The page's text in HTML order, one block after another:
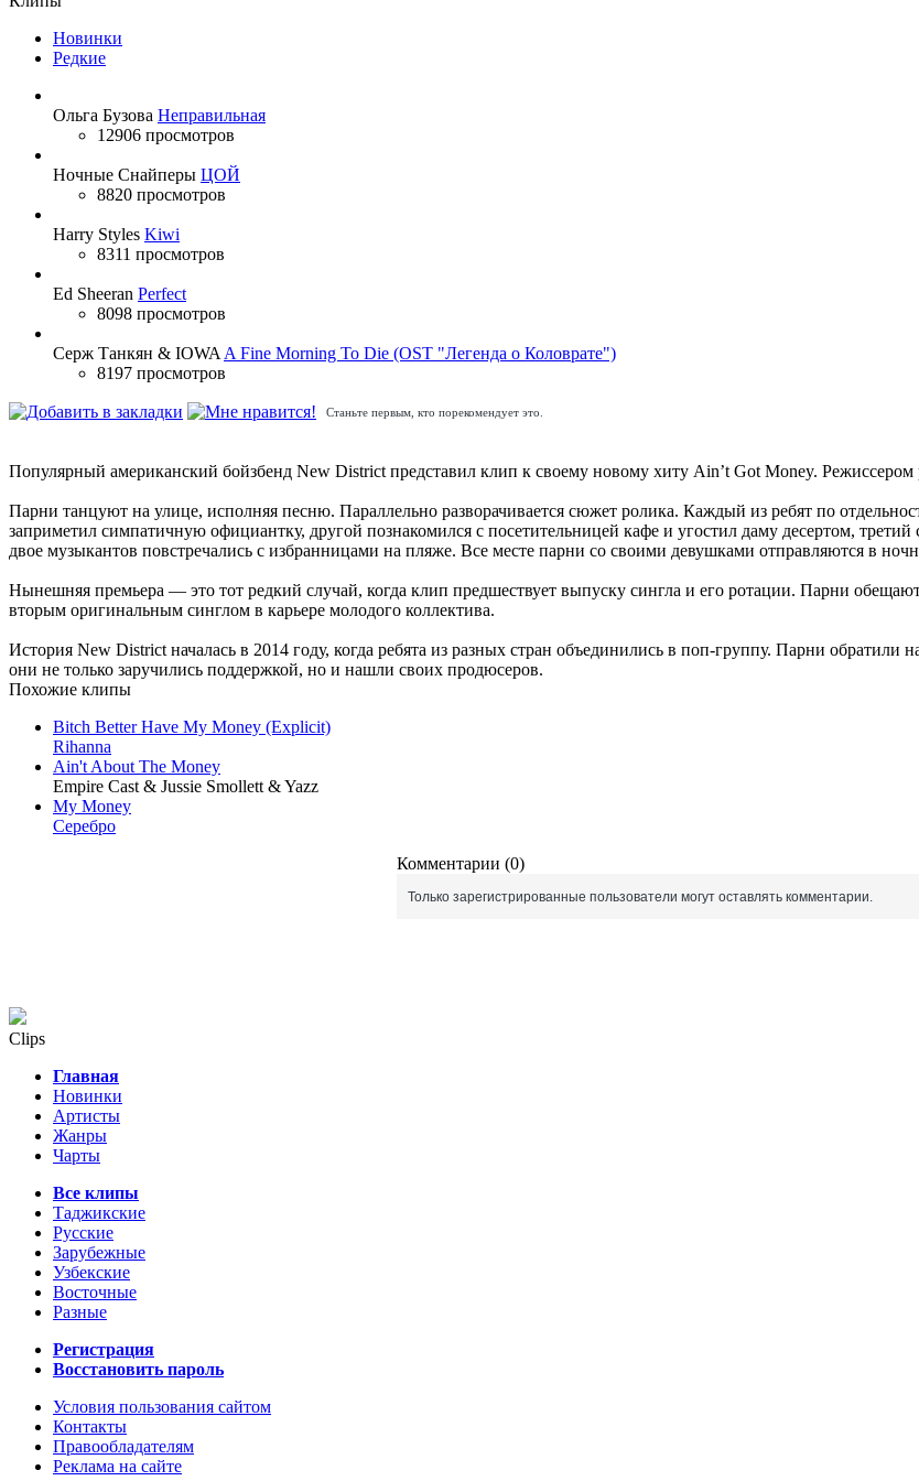
Новинки
Редкие
Ольга Бузова Неправильная
12906 просмотров
Ночные Снайперы ЦОЙ
8820 просмотров
Harry Styles Kiwi
8311 просмотров
Ed Sheeran Perfect
8098 просмотров
Серж Танкян & IOWA A Fine Morning To Die (OST "Легенда о Коловрате")
8197 просмотров
Станьте первым, кто порекомендует это.
Популярный американский бойзбенд New District представил клип к своему новому хиту Ain’t Got Money.
Парни танцуют на улице, исполняя песню. Параллельно разворачивается сюжет ролика. Каждый из ребят по
заприметил симпатичную официантку, другой познакомился с посетительницей кафе и угостил даму десертом,
двое музыкантов повстречались с избранницами на пляже. Все месте парни со своими девушками отправляются в
Нынешняя премьера — это тот редкий случай, когда клип предшествует выпуску сингла и его ротации. Парни
вторым оригинальным синглом в карьере молодого коллектива.
История New District началась в 2014 году, когда ребята из разных стран объединились в поп-группу. Парни
они не только заручились поддержкой, но и нашли своих продюсеров.
Похожие клипы
Bitch Better Have My Money (Explicit)
Rihanna
Ain't About The Money
Empire Cast & Jussie Smollett & Yazz
My Money
Серебро
Комментарии (0)
Только зарегистрированные пользователи могут оставлять комментарии.
Clips
Главная
Новинки
Артисты
Жанры
Чарты
Все клипы
Таджикские
Русские
Зарубежные
Узбекские
Восточные
Разные
Регистрация
Восстановить пароль
Условия пользования сайтом
Контакты
Правообладателям
Реклама на сайте